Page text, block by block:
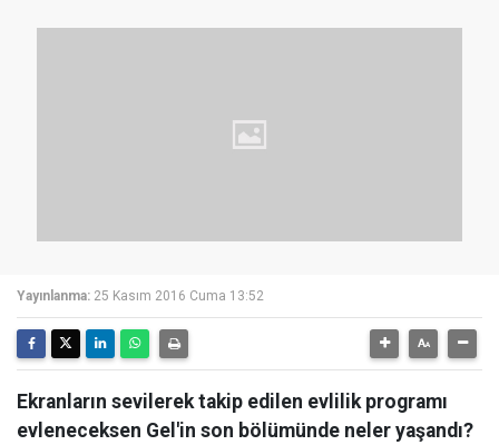
Yayınlanma: 25 Kasım 2016 Cuma 13:52
Ekranların sevilerek takip edilen evlilik programı
evleneceksen Gel'in son bölümünde neler yaşandı?